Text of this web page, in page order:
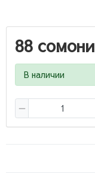
88 сомони
В наличии